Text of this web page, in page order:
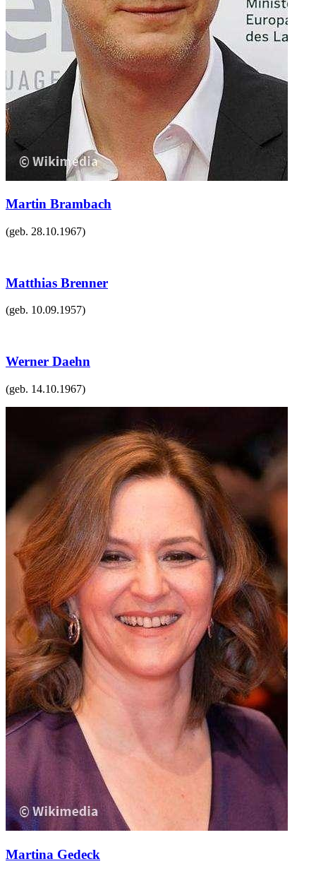
Martin Brambach
(geb. 28.10.1967)
Matthias Brenner
(geb. 10.09.1957)
Werner Daehn
(geb. 14.10.1967)
Martina Gedeck